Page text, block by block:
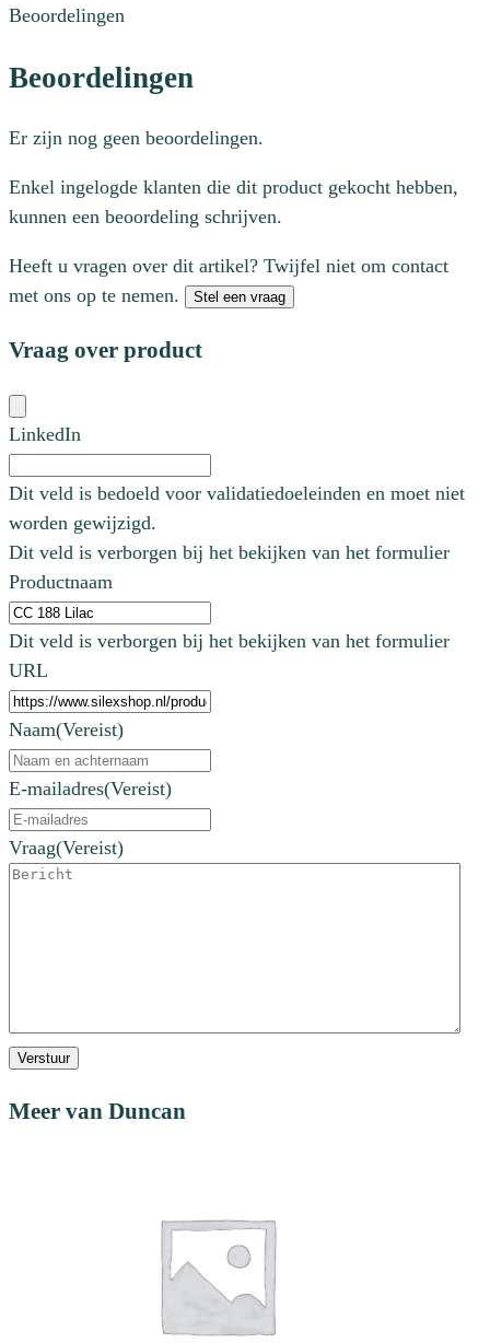
Beoordelingen
Beoordelingen
Er zijn nog geen beoordelingen.
Enkel ingelogde klanten die dit product gekocht hebben,
kunnen een beoordeling schrijven.
Heeft u vragen over dit artikel? Twijfel niet om contact
met ons op te nemen.
Stel een vraag
Vraag over product
LinkedIn
Dit veld is bedoeld voor validatiedoeleinden en moet niet
worden gewijzigd.
Dit veld is verborgen bij het bekijken van het formulier
Productnaam
Dit veld is verborgen bij het bekijken van het formulier
URL
Naam(Vereist)
E-mailadres(Vereist)
Vraag(Vereist)
Verstuur
Meer van Duncan